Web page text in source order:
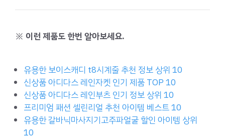
※ 이런 제품도 한번 알아보세요.
유용한 보이스캐디 t8시계줄 추천 정보 상위 10
신상품 아디다스 레인자켓 인기 제품 TOP 10
신상품 아디다스 레인부츠 인기 정보 상위 10
프리미엄 패션 셀린리얼 추천 아이템 베스트 10
유용한 갈바닉마사지기고주파얼굴 할인 아이템 상위
10